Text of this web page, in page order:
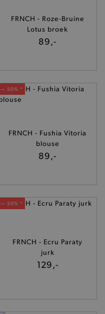
FRNCH - Roze-Bruine
Lotus broek
89,-
— 50% *
FRNCH - Fushia Vitoria
blouse
89,-
— 50% *
FRNCH - Ecru Paraty
jurk
129,-